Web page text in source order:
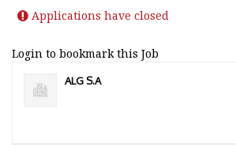
Applications have closed
Login to bookmark this Job
ALG S.A